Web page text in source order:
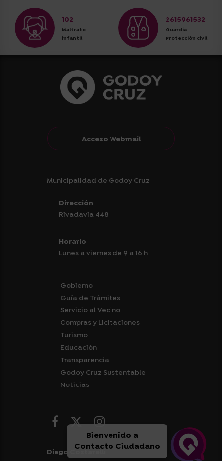
102
Maltrato
infantil
2615961532
Guardia
Protección civil
Acceso Webmail
Municipalidad de Godoy Cruz
Dirección
Rivadavia 448
Horario
Lunes a viernes de 9 a 16 h
Gobierno
Guía de Trámites
Servicio al Vecino
Compras y Licitaciones
Turismo
Educación
Transparencia
Godoy Cruz Sustentable
Noticias
Diego Costarelli
Bienvenido a
Contacto Ciudadano